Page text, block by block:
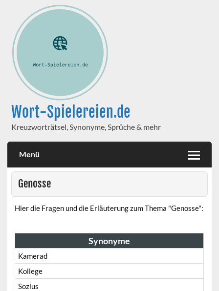
Wort-Spielereien.de
Kreuzworträtsel, Synonyme, Sprüche & mehr
Menü
Genosse
Hier die Fragen und die Erläuterung zum Thema "Genosse":
Synonyme
Kamerad
Kollege
Sozius